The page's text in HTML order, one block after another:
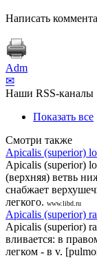
Написать
Adm
✉
Наши RSS-каналы
Показать все
Смотри также
Apicalis (superior)
Apicalis (superior)
(верхняя) ветвь
снабжает
легкого. www.libd.ru
Apicalis (superior)
Apicalis (superior)
вливается: в
легком - в v.